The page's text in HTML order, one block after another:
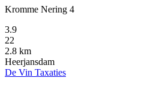
Kromme Nering 4
3.9
22
2.8 km
Heerjansdam
De Vin Taxaties